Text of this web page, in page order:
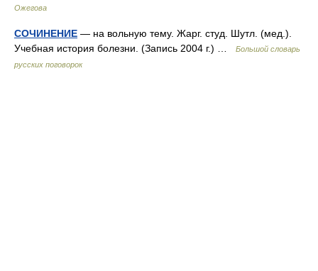
Ожегова
СОЧИНЕНИЕ — на вольную тему. Жарг. студ. Шутл. (мед.).
Учебная история болезни. (Запись 2004 г.) …
Большой словарь
русских поговорок